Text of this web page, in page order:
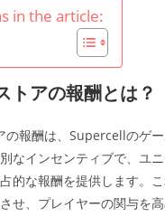
in the article:
トアの報酬とは？
報酬は、Supercellのゲ
なインセンティブで、ユニ
的な報酬を提供します。
せ、プレイヤーの関与を